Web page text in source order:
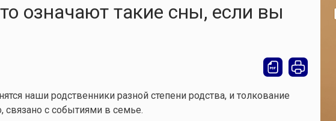
означают такие сны, если вы
наши родственники разной степени родства, и толкование
связано с событиями в семье.